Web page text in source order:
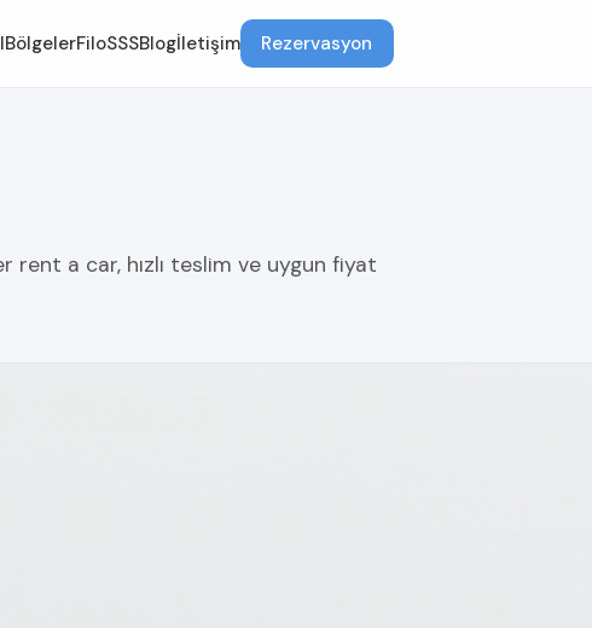
BölgelerFiloSSSBlogİletişim Rezervasyon
rent a car, hızlı teslim ve uygun fiyat